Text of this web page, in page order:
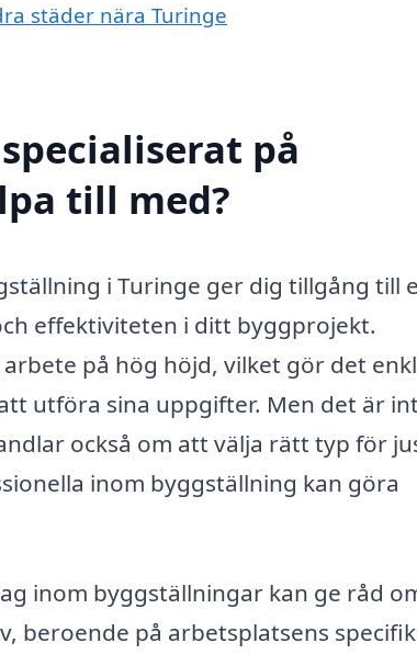
städer nära Turinge
på
till med?
i Turinge ger dig tillgång till
effektiviteten i ditt byggprojekt.
på hög höjd, vilket gör det
utföra sina uppgifter. Men det är
också om att välja rätt typ för
inom byggställning kan göra
inom byggställningar kan ge råd
beroende på arbetsplatsens